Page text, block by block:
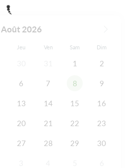
Août 2026
Jeu Ven Sam Dim
1 2
6 7 8 9
13 14 15 16
20 21 22 23
27 28 29 30